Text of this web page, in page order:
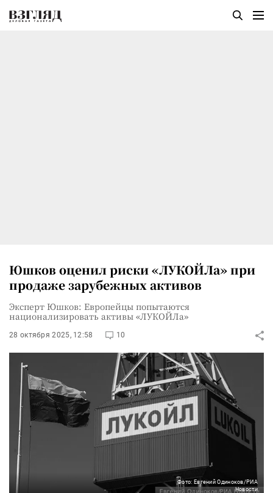
Юшков оценил риски «ЛУКОЙЛа» при
продаже зарубежных активов
Эксперт Юшков: Европейцы попытаются
национализировать активы «ЛУКОЙЛа»
28 октября 2025, 12:58 10
Фото: Евгений Одиноков/РИА
Новости